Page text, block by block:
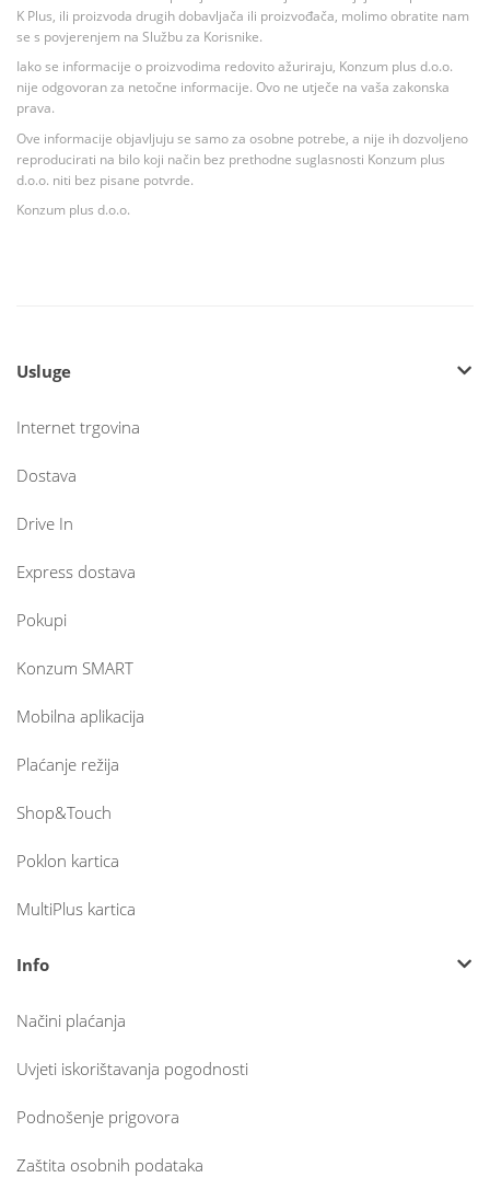
K Plus, ili proizvoda drugih dobavljača ili proizvođača, molimo obratite nam
se s povjerenjem na Službu za Korisnike.
Iako se informacije o proizvodima redovito ažuriraju, Konzum plus d.o.o.
nije odgovoran za netočne informacije. Ovo ne utječe na vaša zakonska
prava.
Ove informacije objavljuju se samo za osobne potrebe, a nije ih dozvoljeno
reproducirati na bilo koji način bez prethodne suglasnosti Konzum plus
d.o.o. niti bez pisane potvrde.
Konzum plus d.o.o.
Usluge
Internet trgovina
Dostava
Drive In
Express dostava
Pokupi
Konzum SMART
Mobilna aplikacija
Plaćanje režija
Shop&Touch
Poklon kartica
MultiPlus kartica
Info
Načini plaćanja
Uvjeti iskorištavanja pogodnosti
Podnošenje prigovora
Zaštita osobnih podataka